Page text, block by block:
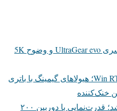
ال‌جی با مانیتورهای گیمینگ سری UltraGear evo و وضوح 5K
رونمایی رسمی از آنر Win و Win RT؛ هیولاهای گیمینگ با باتری
ریلمی ۱۶ پرو رسما معرفی شد؛ قدرت‌نمایی با دوربین ۲۰۰